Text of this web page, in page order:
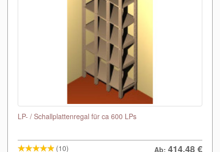
LP- / Schallplattenregal für ca 600 LPs
(10) Ab: 414,48€